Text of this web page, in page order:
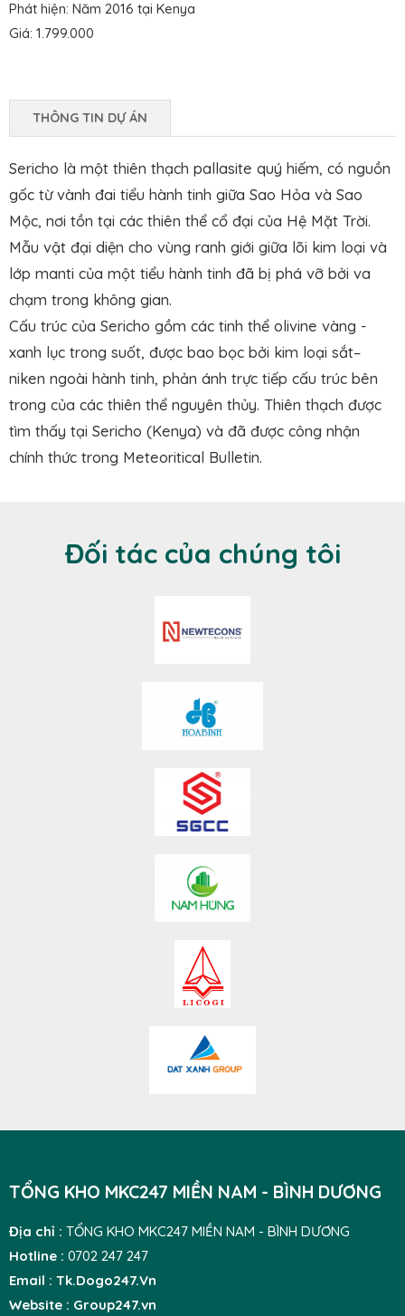
Phát hiện: Năm 2016 tại Kenya
Giá: 1.799.000
THÔNG TIN DỰ ÁN
Sericho là một thiên thạch pallasite quý hiếm, có nguồn
gốc từ vành đai tiểu hành tinh giữa Sao Hỏa và Sao
Mộc, nơi tồn tại các thiên thể cổ đại của Hệ Mặt Trời.
Mẫu vật đại diện cho vùng ranh giới giữa lõi kim loại và
lớp manti của một tiểu hành tinh đã bị phá vỡ bởi va
chạm trong không gian.
Cấu trúc của Sericho gồm các tinh thể olivine vàng -
xanh lục trong suốt, được bao bọc bởi kim loại sắt–
niken ngoài hành tinh, phản ánh trực tiếp cấu trúc bên
trong của các thiên thể nguyên thủy. Thiên thạch được
tìm thấy tại Sericho (Kenya) và đã được công nhận
chính thức trong Meteoritical Bulletin.
Đối tác của chúng tôi
TỔNG KHO MKC247 MIỀN NAM - BÌNH DƯƠNG
Địa chỉ : TỔNG KHO MKC247 MIỀN NAM - BÌNH DƯƠNG
Hotline : 0702 247 247
Email : Tk.Dogo247.Vn
Website : Group247.vn